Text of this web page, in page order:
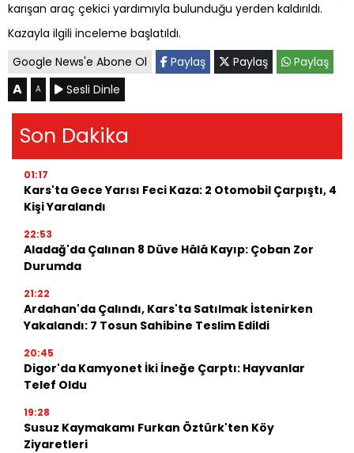
karışan araç çekici yardımıyla bulunduğu yerden kaldırıldı.
Kazayla ilgili inceleme başlatıldı.
Google News'e Abone Ol
Paylaş Paylaş Paylaş
A A Sesli Dinle
Son Dakika
01:17
Kars'ta Gece Yarısı Feci Kaza: 2 Otomobil Çarpıştı, 4
Kişi Yaralandı
22:53
Aladağ'da Çalınan 8 Düve Hâlâ Kayıp: Çoban Zor
Durumda
21:22
Ardahan'da Çalındı, Kars'ta Satılmak İstenirken
Yakalandı: 7 Tosun Sahibine Teslim Edildi
20:45
Digor'da Kamyonet İki İneğe Çarptı: Hayvanlar
Telef Oldu
19:28
Susuz Kaymakamı Furkan Öztürk'ten Köy
Ziyaretleri